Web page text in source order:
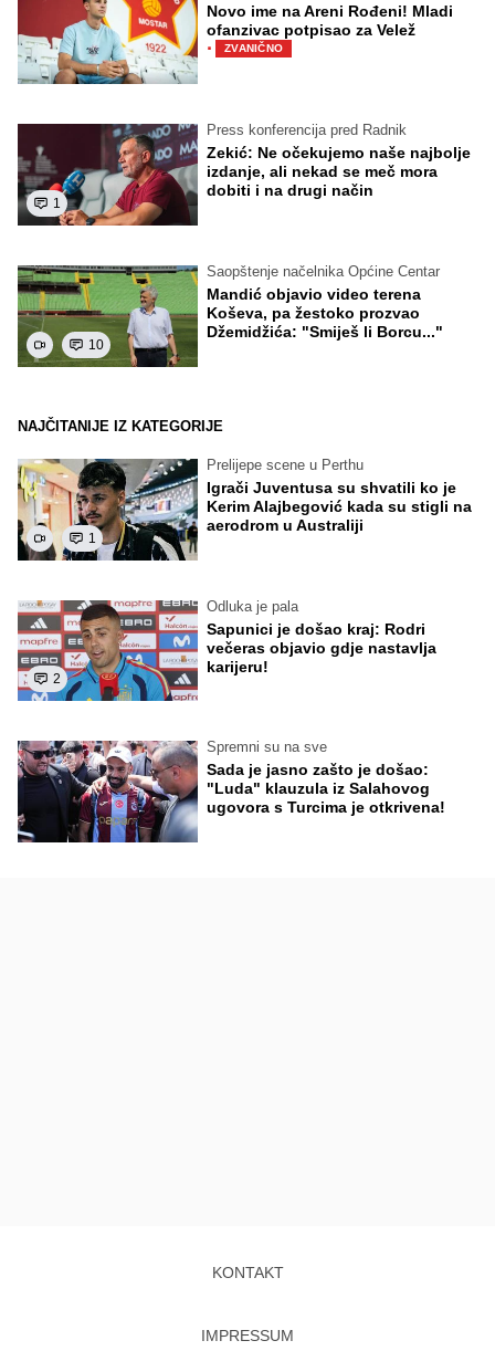
Novo ime na Areni Rođeni! Mladi
ofanzivac potpisao za Velež
· ZVANIČNO
1
Press konferencija pred Radnik
Zekić: Ne očekujemo naše najbolje
izdanje, ali nekad se meč mora
dobiti i na drugi način
10
Saopštenje načelnika Općine Centar
Mandić objavio video terena
Koševa, pa žestoko prozvao
Džemidžića: "Smiješ li Borcu..."
NAJČITANIJE IZ KATEGORIJE
1
Prelijepe scene u Perthu
Igrači Juventusa su shvatili ko je
Kerim Alajbegović kada su stigli na
aerodrom u Australiji
2
Odluka je pala
Sapunici je došao kraj: Rodri
večeras objavio gdje nastavlja
karijeru!
Spremni su na sve
Sada je jasno zašto je došao:
"Luda" klauzula iz Salahovog
ugovora s Turcima je otkrivena!
KONTAKT
IMPRESSUM